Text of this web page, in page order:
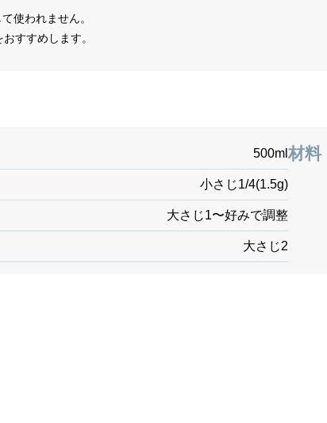
使われません。
すすめします。
材料
500ml
小さじ1/4(1.5g)
大さじ1〜好みで調整
大さじ2